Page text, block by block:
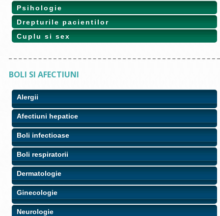
Psihologie
Drepturile pacientilor
Cuplu si sex
BOLI SI AFECTIUNI
Alergii
Afectiuni hepatice
Boli infectioase
Boli respiratorii
Dermatologie
Ginecologie
Neurologie